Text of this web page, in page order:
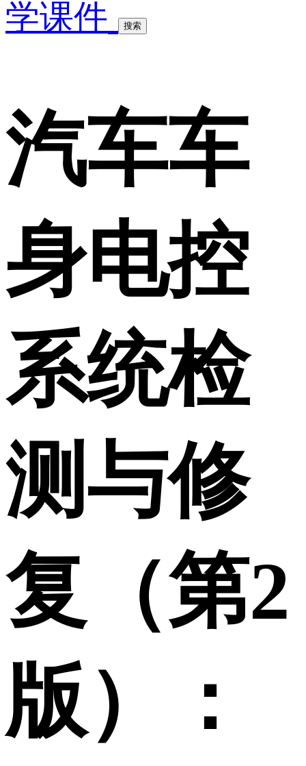
学课件
搜索
汽车车
身电控
系统检
测与修
复（第2
版）：